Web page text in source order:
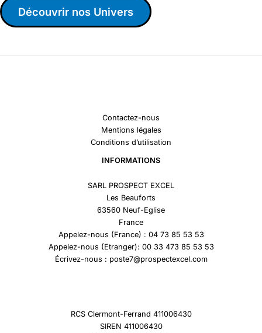
Découvrir nos Univers
Contactez-nous
Mentions légales
Conditions d’utilisation
INFORMATIONS
SARL PROSPECT EXCEL
Les Beauforts
63560 Neuf-Eglise
France
Appelez-nous (France) : 04 73 85 53 53
Appelez-nous (Etranger): 00 33 473 85 53 53
Écrivez-nous : poste7@prospectexcel.com
RCS Clermont-Ferrand 411006430
SIREN 411006430